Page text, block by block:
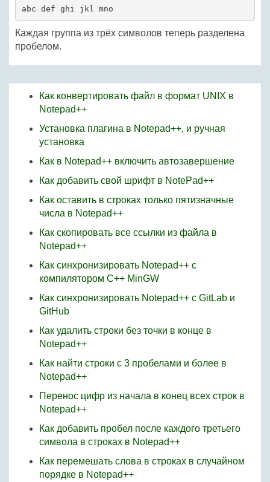
abc def ghi jkl mno
Каждая группа из трёх символов теперь разделена
пробелом.
Как конвертировать файл в формат UNIX в
Notepad++
Установка плагина в Notepad++, и ручная
установка
Как в Notepad++ включить автозавершение
Как добавить свой шрифт в NotePad++
Как оставить в строках только пятизначные
числа в Notepad++
Как скопировать все ссылки из файла в
Notepad++
Как синхронизировать Notepad++ с
компилятором C++ MinGW
Как синхронизировать Notepad++ с GitLab и
GitHub
Как удалить строки без точки в конце в
Notepad++
Как найти строки с 3 пробелами и более в
Notepad++
Перенос цифр из начала в конец всех строк в
Notepad++
Как добавить пробел после каждого третьего
символа в строках в Notepad++
Как перемешать слова в строках в случайном
порядке в Notepad++